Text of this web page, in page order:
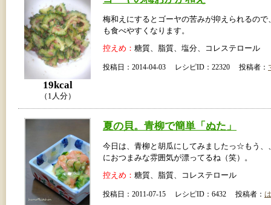
19kcal
（1人分）
梅和えにするとゴーヤの苦みが抑えられるので
も食べやすくなります。
控えめ： 糖質、脂質、塩分、コレステロール
投稿日：2014-04-03 レシピID：22320 投稿者：
夏の貝。青柳で簡単「ぬた」
今日は、青柳と胡瓜にしてみましたっ☆もう、
におつまみな雰囲気が漂ってるね（笑）。
控えめ： 糖質、脂質、コレステロール
投稿日：2011-07-15 レシピID：6432 投稿者：